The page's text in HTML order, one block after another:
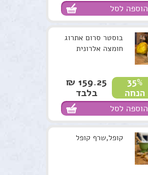
הוספה לסל
בוסטר סרום אתרוג
חומצה אלרונית
35%
הנחה
159.25 ₪
בלבד
הוספה לסל
קופל,שרף קופל